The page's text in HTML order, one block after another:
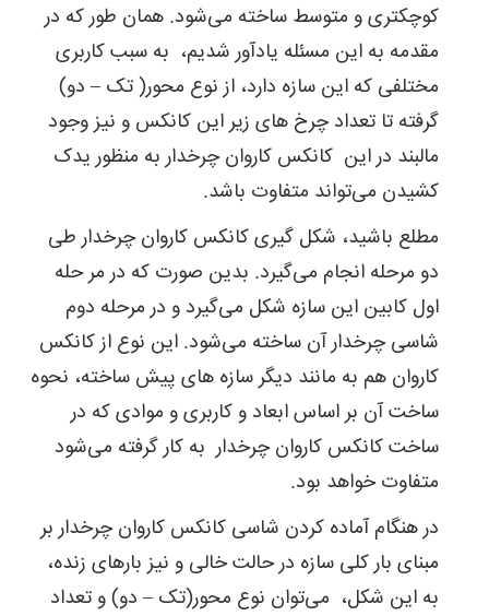
کوچکتری و متوسط ساخته می‌شود. همان طور که در
مقدمه به این مسئله یادآور شدیم، به سبب کاربری
مختلفی که این سازه دارد، از نوع محور( تک – دو)
گرفته تا تعداد چرخ های زیر این کانکس و نیز وجود
مالبند در این کانکس کاروان چرخدار به منظور یدک
کشیدن می‌تواند متفاوت باشد.
مطلع باشید، شکل گیری کانکس کاروان چرخدار طی
دو مرحله انجام می‌گیرد. بدین صورت که در مر حله
اول کابین این سازه شکل می‌گیرد و در مرحله دوم
شاسی چرخدار آن ساخته می‌شود. این نوع از کانکس
کاروان هم به مانند دیگر سازه های پیش ساخته، نحوه
ساخت آن بر اساس ابعاد و کاربری و موادی که در
ساخت کانکس کاروان چرخدار به کار گرفته می‌شود
متفاوت خواهد بود.
در هنگام آماده کردن شاسی کانکس کاروان چرخدار بر
مبنای بار کلی سازه در حالت خالی و نیز بارهای زنده،
به این شکل، می‌توان نوع محور(تک – دو) و تعداد